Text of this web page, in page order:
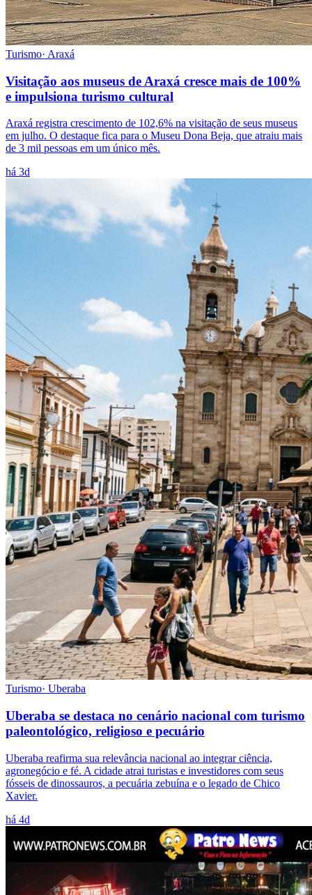
Turismo· Araxá
Visitação aos museus de Araxá cresce mais de 100%
e impulsiona turismo cultural
Araxá registra crescimento de 102,6% na visitação de seus museus
em julho. O destaque fica para o Museu Dona Beja, que atraiu mais
de 3 mil pessoas em um único mês.
há 3d
Turismo· Uberaba
Uberaba se destaca no cenário nacional com turismo
paleontológico, religioso e pecuário
Uberaba reafirma sua relevância nacional ao integrar ciência,
agronegócio e fé. A cidade atrai turistas e investidores com seus
fósseis de dinossauros, a pecuária zebuína e o legado de Chico
Xavier.
há 4d